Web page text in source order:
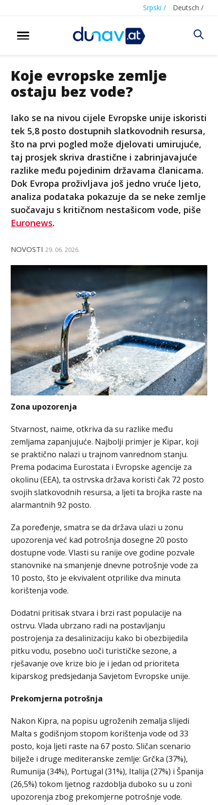
Srpski / Deutsch /
Koje evropske zemlje
ostaju bez vode?
Iako se na nivou cijele Evropske unije iskoristi
tek 5,8 posto dostupnih slatkovodnih resursa,
što na prvi pogled može djelovati umirujuće,
taj prosjek skriva drastične i zabrinjavajuće
razlike među pojedinim državama članicama.
Dok Evropa proživljava još jedno vruće ljeto,
analiza podataka pokazuje da se neke zemlje
suočavaju s kritičnom nestašicom vode, piše
Euronews.
NOVOSTI 29. 06. 2026.
Zona upozorenja
Stvarnost, naime, otkriva da su razlike među
zemljama zapanjujuće. Najbolji primjer je Kipar, koji
se praktično nalazi u trajnom vanrednom stanju.
Prema podacima Eurostata i Evropske agencije za
okolinu (EEA), ta ostrvska država koristi čak 72 posto
svojih slatkovodnih resursa, a ljeti ta brojka raste na
alarmantnih 92 posto.
Za poređenje, smatra se da država ulazi u zonu
upozorenja već kad potrošnja dosegne 20 posto
dostupne vode. Vlasti su ranije ove godine pozvale
stanovnike na smanjenje dnevne potrošnje vode za
10 posto, što je ekvivalent otprilike dva minuta
korištenja vode.
Dodatni pritisak stvara i brzi rast populacije na
ostrvu. Vlada ubrzano radi na postavljanju
postrojenja za desalinizaciju kako bi obezbijedila
pitku vodu, posebno uoči turističke sezone, a
rješavanje ove krize bio je i jedan od prioriteta
kiparskog predsjedanja Savjetom Evropske unije.
Prekomjerna potrošnja
Nakon Kipra, na popisu ugroženih zemalja slijedi
Malta s godišnjom stopom korištenja vode od 33
posto, koja ljeti raste na 67 posto. Sličan scenario
bilježe i druge mediteranske zemlje: Grčka (37%),
Rumunija (34%), Portugal (31%), Italija (27%) i Španija
(26,5%) tokom ljetnog razdoblja duboko su u zoni
upozorenja zbog prekomjerne potrošnje vode.